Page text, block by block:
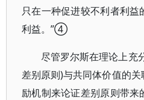
只在一种促进较不利者利
利益。”④
尽管罗尔斯在理论上充
差别原则)与共同体价值的
励机制来论证差别原则带来